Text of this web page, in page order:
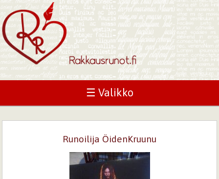
☰ Valikko
Runoilija ÖidenKruunu